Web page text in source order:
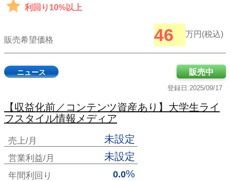
利回り10%以上
販売希望価格 46 万円(税込)
ニュース
登録日:2025/09/17
販売中
【収益化前／コンテンツ資産あり】大学生ライ
フスタイル情報メディア
売上/月 未設定
営業利益/月 未設定
年間利回り 0.0%